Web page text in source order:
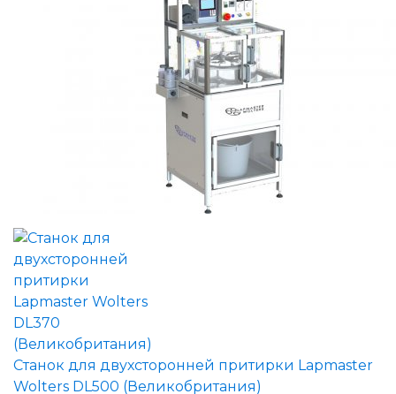
Станок для двухсторонней притирки Lapmaster
Wolters DL500 (Великобритания)